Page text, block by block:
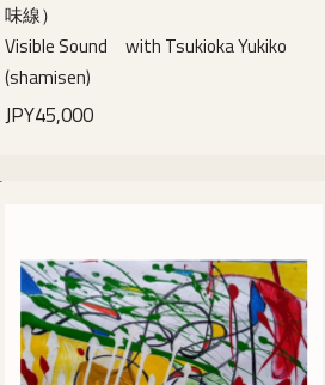
味線）
Visible Sound with Tsukioka Yukiko
(shamisen)
JPY45,000